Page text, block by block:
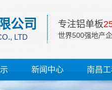
公司
LTD
专注铝单板
世界500强地产
新闻中心 南昌